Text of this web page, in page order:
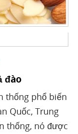
đào
thống phổ biến
Quốc, Trung
thống, nó được